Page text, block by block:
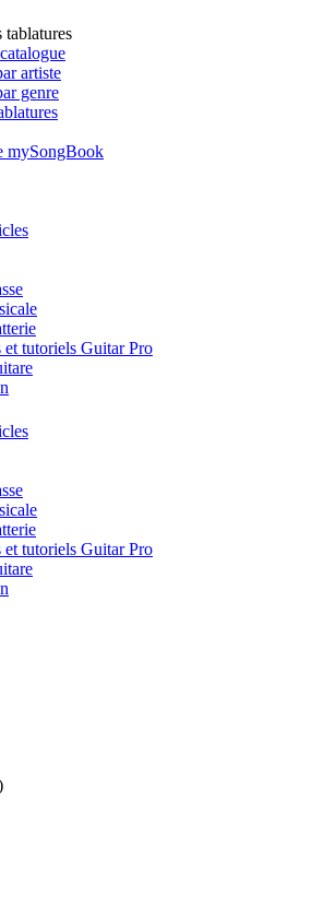
tablatures
artiste
genre
mySongBook
et tutoriels Guitar Pro
et tutoriels Guitar Pro